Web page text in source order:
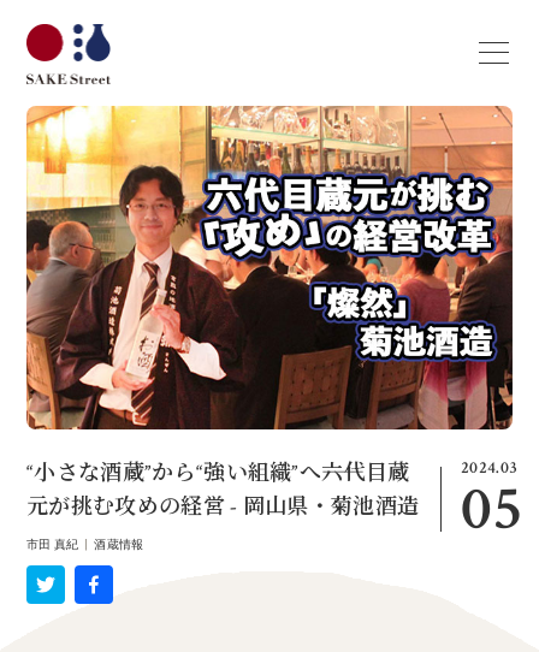
2024.03
05
“小さな酒蔵”から“強い組織”へ――六代目蔵
元が挑む攻めの経営 - 岡山県・菊池酒造
市田 真紀 |酒蔵情報